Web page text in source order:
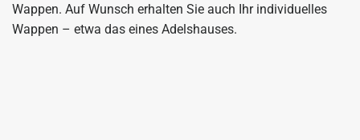
Wappen. Auf Wunsch erhalten Sie auch Ihr individuelles
Wappen – etwa das eines Adelshauses.